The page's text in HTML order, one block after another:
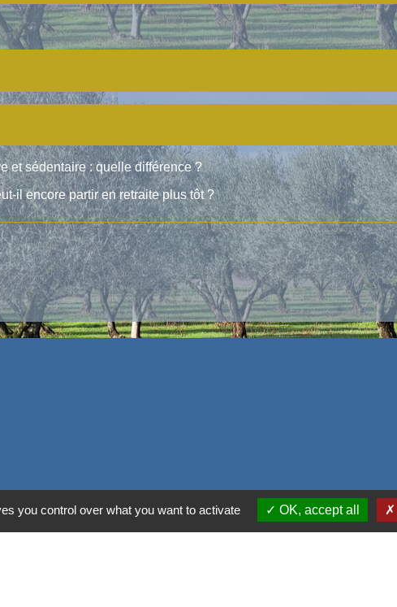
et sédentaire : quelle différence ?
il encore partir en retraite plus tôt ?
you control over what you want to activate OK, accept all